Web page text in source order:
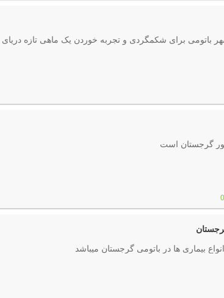
باتومی برای شکمگردی و تجربه خوردن یک ماهی تازه دریای
گرجستان است